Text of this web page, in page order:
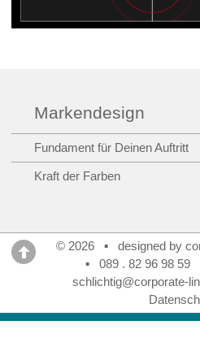
Markendesign
Fundament für Deinen Auftritt
Kraft der Farben
© 2026 ▪ designed by
▪ 089 . 82 96 98 59
schlichtig@corporate-